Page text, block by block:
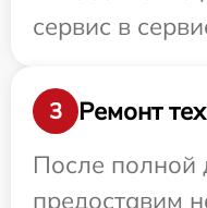
сервис в
3
Ремонт
После полной
предоставим